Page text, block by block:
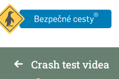
Crash test videa